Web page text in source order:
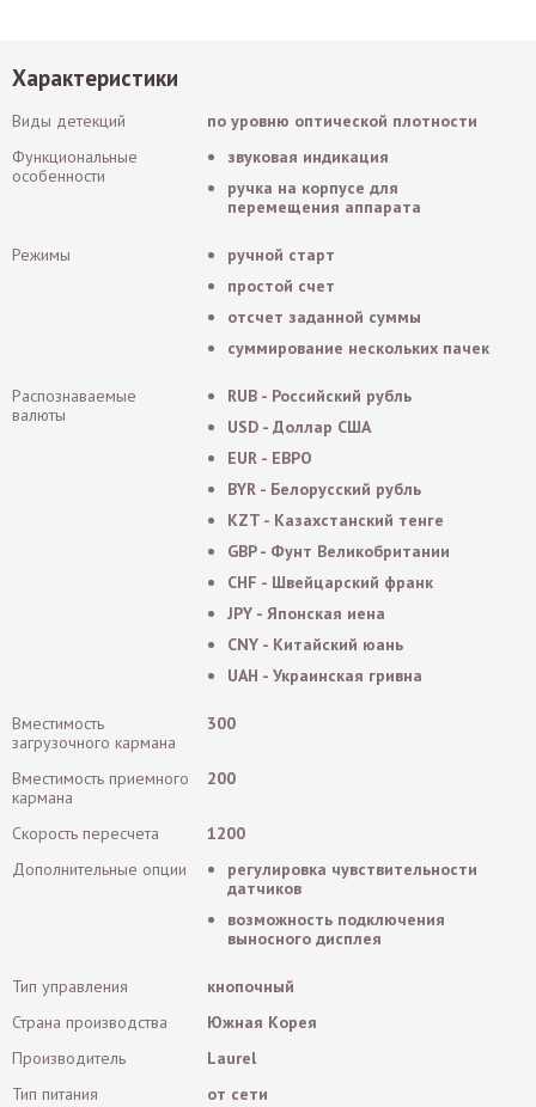
Характеристики
Виды детекций
по уровню оптической плотности
Функциональные
особенности
звуковая индикация
ручка на корпусе для
перемещения аппарата
Режимы
ручной старт
простой счет
отсчет заданной суммы
суммирование нескольких пачек
Распознаваемые
валюты
RUB - Российский рубль
USD - Доллар США
EUR - ЕВРО
BYR - Белорусский рубль
KZT - Казахстанский тенге
GBP - Фунт Великобритании
CHF - Швейцарский франк
JPY - Японская иена
CNY - Китайский юань
UAH - Украинская гривна
Вместимость
загрузочного кармана
300
Вместимость приемного
кармана
200
Скорость пересчета
1200
Дополнительные опции
регулировка чувствительности
датчиков
возможность подключения
выносного дисплея
Тип управления
кнопочный
Страна производства
Южная Корея
Производитель
Laurel
Тип питания
от сети